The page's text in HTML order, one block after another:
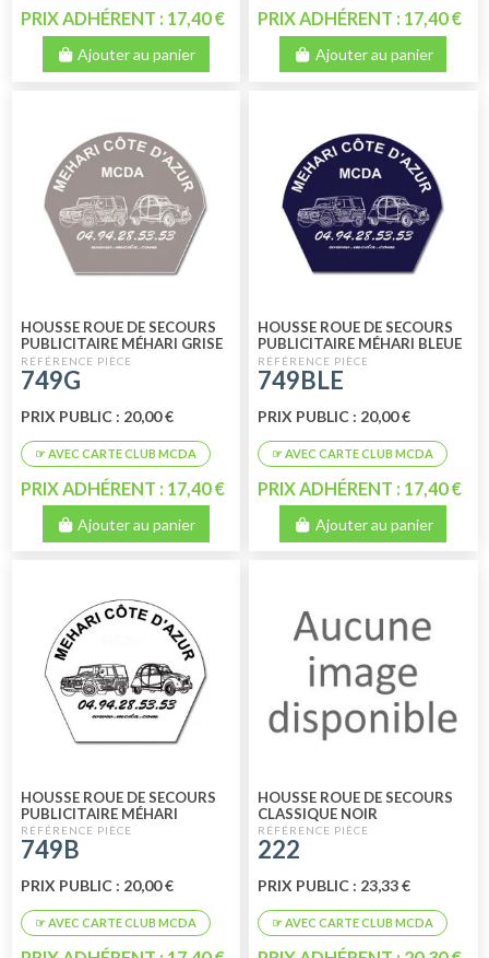
PRIX ADHÉRENT : 17,40 €
Ajouter au panier
PRIX ADHÉRENT : 17,40 €
Ajouter au panier
HOUSSE ROUE DE SECOURS
PUBLICITAIRE MÉHARI GRISE
749G
PRIX PUBLIC : 20,00 €
PRIX ADHÉRENT : 17,40 €
Ajouter au panier
HOUSSE ROUE DE SECOURS
PUBLICITAIRE MÉHARI BLEUE
749BLE
PRIX PUBLIC : 20,00 €
PRIX ADHÉRENT : 17,40 €
Ajouter au panier
HOUSSE ROUE DE SECOURS
PUBLICITAIRE MÉHARI
BLANCHE
749B
PRIX PUBLIC : 20,00 €
HOUSSE ROUE DE SECOURS
CLASSIQUE NOIR
222
PRIX PUBLIC : 23,33 €